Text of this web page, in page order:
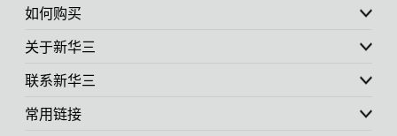
如何购买
关于新华三
联系新华三
常用链接